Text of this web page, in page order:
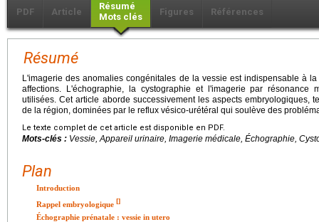
PDF Article
Résumé
Mots clés
Figures Références
Résumé
L'imagerie des anomalies congénitales de la vessie est indispensable à
affections. L'échographie, la cystographie et l'imagerie par résonance
utilisées. Cet article aborde successivement les aspects embryologiques,
de la région, dominées par le reflux vésico-urétéral qui soulève des
Le texte complet de cet article est disponible en PDF.
Mots-clés : Vessie, Appareil urinaire, Imagerie médicale, Échographie,
Plan
Introduction
Rappel embryologique []
Échographie prénatale : vessie in utero